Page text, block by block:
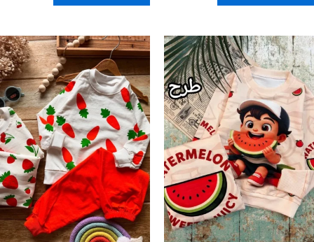
مختلفی
می
باشد.
گزینه
ها
ممکن
است
در
صفحه
محصول
انتخاب
شوند
مختلفی
می
باشد.
گزینه
ها
ممکن
است
در
صفحه
محصول
انتخاب
شوند